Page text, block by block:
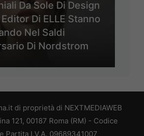
Da Sole Di Design
Di ELLE Stanno
Nel Saldi
Di Nordstrom
di proprietà di NEXTMEDIAWEB
121, 00187 Roma (RM) - Codice
Partita I.V.A. 09689341007